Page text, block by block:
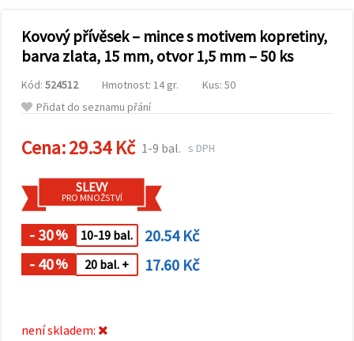
marketing.
Můžete
souhlasit s
všech
cookies
kliknutím
vše!" Nebo
uvést své
preference v
Nastavení
výběrem
daného
cookies a
kliknutím
na tlačítko
Přijmout
Kovový přívěsek – mince s motivem kopretiny,
barva zlata, 15 mm, otvor 1,5 mm – 50 ks
Kód: 524512 Hmotnost: 14 gr.
Kus: 50
Přidat do seznamu přání
Cena:29.34 Kč 1-9 bal. s DPH
SLEVY
PRO MNOŽSTVÍ
- 30% 10-19 bal.
20.54 Kč
- 40% 20 bal. + 17.60 Kč
není skladem: